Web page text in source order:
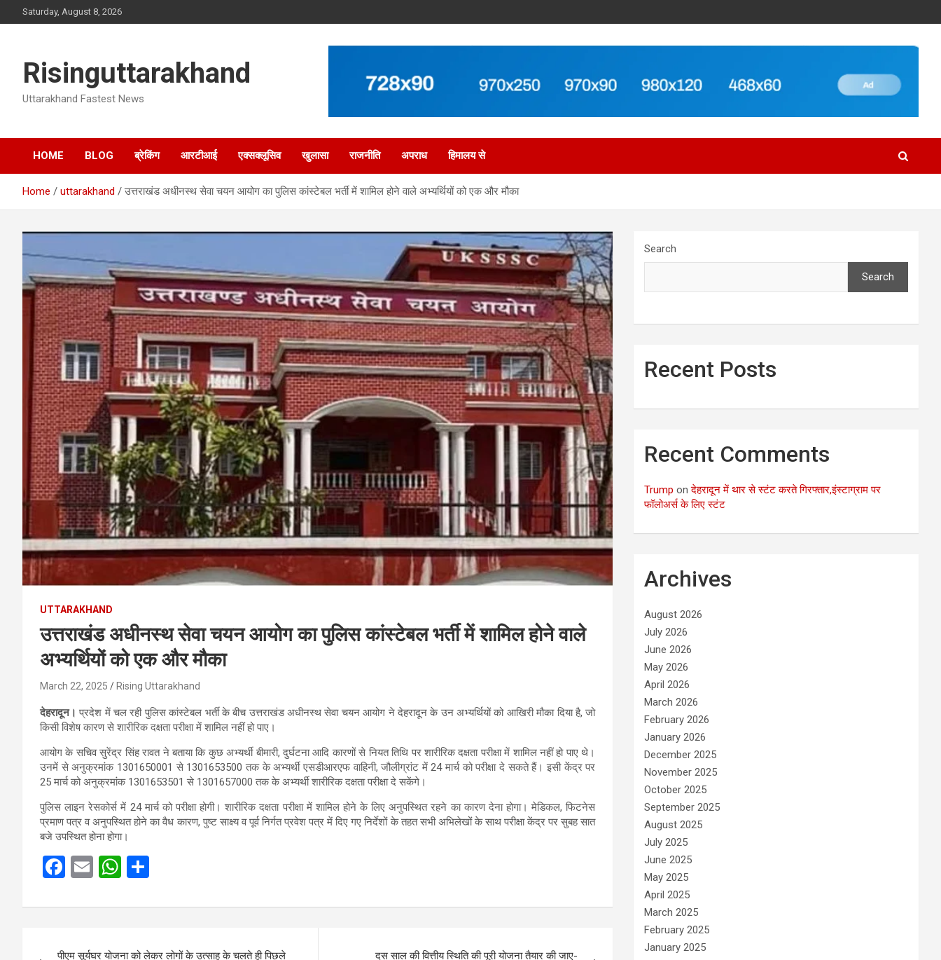
to
Saturday, August 8, 2026
Risinguttarakhand
Uttarakhand Fastest News
HOME BLOG ब्रेकिंग आरटीआई एक्सक्लूसिव खुलासा राजनीति अपराध हिमालय से
Home uttarakhand उत्तराखंड अधीनस्थ सेवा चयन आयोग का पुलिस कांस्टेबल भर्ती में शामिल होने वाले अभ्यर्थियों को एक और मौका
UTTARAKHAND
उत्तराखंड अधीनस्थ सेवा चयन आयोग का पुलिस कांस्टेबल भर्ती में शामिल होने वाले
अभ्यर्थियों को एक और मौका
March 22, 2025 Rising Uttarakhand
देहरादून। प्रदेश में चल रही पुलिस कांस्टेबल भर्ती के बीच उत्तराखंड अधीनस्थ सेवा चयन आयोग ने देहरादून के उन अभ्यर्थियों को आखिरी मौका दिया है, जो
किसी विशेष कारण से शारीरिक दक्षता परीक्षा में शामिल नहीं हो पाए।
आयोग के सचिव सुरेंद्र सिंह रावत ने बताया कि कुछ अभ्यर्थी बीमारी, दुर्घटना आदि कारणों से नियत तिथि पर शारीरिक दक्षता परीक्षा में शामिल नहीं हो पाए थे।
उनमें से अनुक्रमांक 1301650001 से 1301653500 तक के अभ्यर्थी एसडीआरएफ वाहिनी, जौलीग्रांट में 24 मार्च को परीक्षा दे सकते हैं। इसी केंद्र पर
25 मार्च को अनुक्रमांक 1301653501 से 1301657000 तक के अभ्यर्थी शारीरिक दक्षता परीक्षा दे सकेंगे।
पुलिस लाइन रेसकोर्स में 24 मार्च को परीक्षा होगी। शारीरिक दक्षता परीक्षा में शामिल होने के लिए अनुपस्थित रहने का कारण देना होगा। मेडिकल, फिटनेस
प्रमाण पत्र व अनुपस्थित होने का वैध कारण, पुष्ट साक्ष्य व पूर्व निर्गत प्रवेश पत्र में दिए गए निर्देशों के तहत सभी अभिलेखों के साथ परीक्षा केंद्र पर सुबह सात
बजे उपस्थित होना होगा।
F
ce
E
ail
W
at ar
पीएम सूर्यघर योजना को लेकर लोगों के उत्साह के चलते ही पिछले
दस साल की वित्तीय स्थिति की पूरी योजना तैयार की जाए-
Search
Search
Recent Posts
Recent Comments
Trump onदेहरादून में थार से स्टंट करते गिरफ्तार,इंस्टाग्राम पर
फॉलोअर्स के लिए स्टंट
Archives
August 2026
July 2026
June 2026
May 2026
April 2026
March 2026
February 2026
January 2026
December 2025
November 2025
October 2025
September 2025
August 2025
July 2025
June 2025
May 2025
April 2025
March 2025
February 2025
January 2025